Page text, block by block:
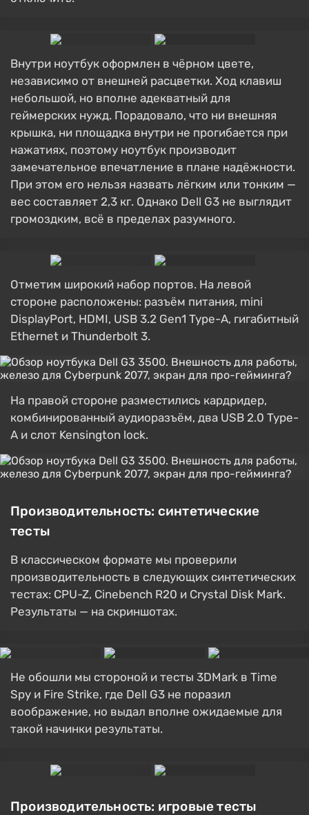
Внутри ноутбук оформлен в чёрном цвете,
независимо от внешней расцветки. Ход клавиш
небольшой, но вполне адекватный для
геймерских нужд. Порадовало, что ни внешняя
крышка, ни площадка внутри не прогибается при
нажатиях, поэтому ноутбук производит
замечательное впечатление в плане надёжности.
При этом его нельзя назвать лёгким или тонким —
вес составляет 2,3 кг. Однако Dell G3 не выглядит
громоздким, всё в пределах разумного.
Отметим широкий набор портов. На левой
стороне расположены: разъём питания, mini
DisplayPort, HDMI, USB 3.2 Gen1 Type-A, гигабитный
Ethernet и Thunderbolt 3.
На правой стороне разместились кардридер,
комбинированный аудиоразъём, два USB 2.0 Type-
A и слот Kensington lock.
Производительность: синтетические
тесты
В классическом формате мы проверили
производительность в следующих синтетических
тестах: CPU-Z, Cinebench R20 и Crystal Disk Mark.
Результаты — на скриншотах.
Не обошли мы стороной и тесты 3DMark в Time
Spy и Fire Strike, где Dell G3 не поразил
воображение, но выдал вполне ожидаемые для
такой начинки результаты.
Производительность: игровые тесты